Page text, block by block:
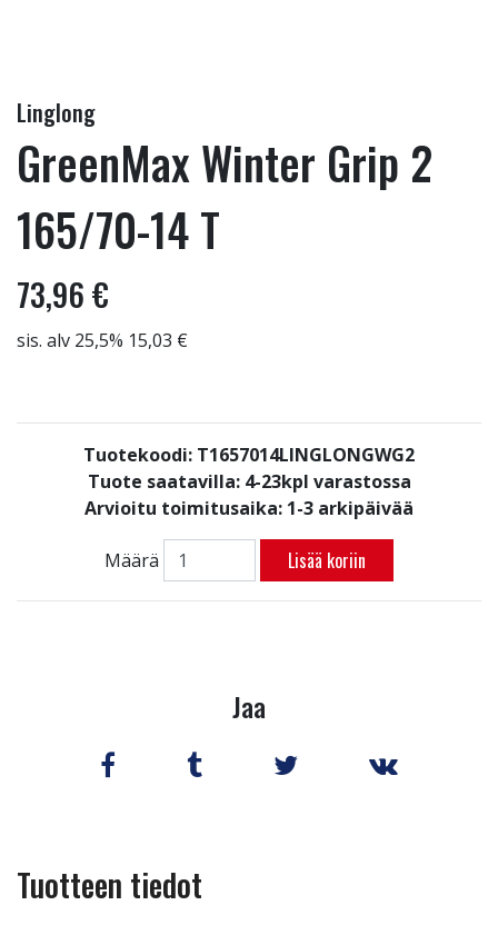
Linglong
GreenMax Winter Grip 2
165/70-14 T
73,96 €
sis. alv 25,5% 15,03 €
Tuotekoodi: T1657014LINGLONGWG2
Tuote saatavilla: 4-23kpl varastossa
Arvioitu toimitusaika: 1-3 arkipäivää
Määrä Lisää koriin
Jaa
Tuotteen tiedot